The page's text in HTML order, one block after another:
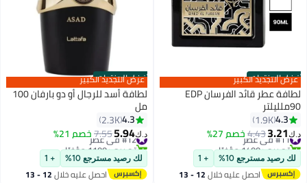
أفضل المنتجات
عرض التجديد الكبير
لطافة عطر قائد الفرسان EDP
90ملليلتر
4.3
1.9K
د.ك‏3.21
4.43خصم 27% #11 في عطر
تم بيع +1400 مؤخرًا
#11 في عطر
لك رصيد مسترجع 10% + 1
احصل عليه خلال 12 - 13
أفضل المنتجات
عرض التجديد الكبير
لطافة أسد للرجال أو دو بارفان 100
مل
4.3
2.3K
د.ك‏5.94
7.55خصم 21% #12 في عطر
تم بيع +1100 مؤخرًا
#12 في عطر
لك رصيد مسترجع 10% + 1
احصل عليه خلال 12 - 13